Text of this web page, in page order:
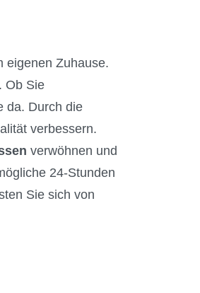
eigenen Zuhause.
. Ob Sie
da. Durch die
verbessern.
verwöhnen und
24-Stunden
Sie sich von